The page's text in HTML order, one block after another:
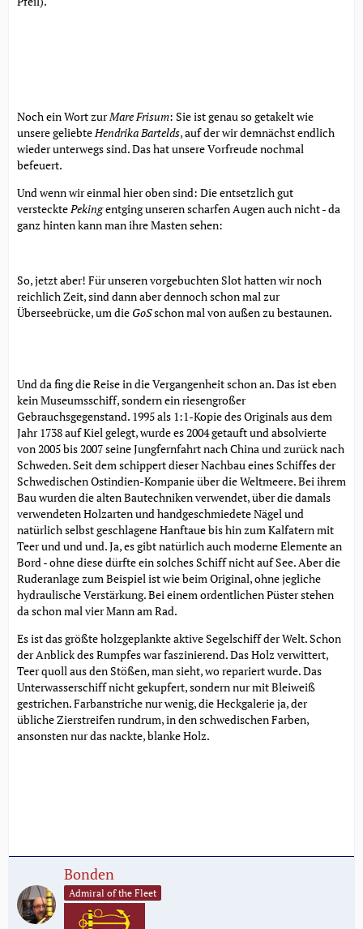
Noch ein Wort zurMare Frisum: Sie ist genau so getakelt wie
unsere geliebteHendrika Bartelds, auf der wir demnächst endlich
wieder unterwegs sind. Das hat unsere Vorfreude nochmal
befeuert.
Und wenn wir einmal hier oben sind: Die entsetzlich gut
verstecktePekingentging unseren scharfen Augen auch nicht - da
ganz hinten kann man ihre Masten sehen:
So, jetzt aber! Für unseren vorgebuchten Slot hatten wir noch
reichlich Zeit, sind dann aber dennoch schon mal zur
Überseebrücke, um die GoSschon mal von außen zu bestaunen.
Und da fing die Reise in die Vergangenheit schon an. Das ist eben
kein Museumsschiff, sondern ein riesengroßer
Gebrauchsgegenstand. 1995 als 1:1-Kopie des Originals aus dem
Jahr 1738 auf Kiel gelegt, wurde es 2004 getauft und absolvierte
von 2005 bis 2007 seine Jungfernfahrt nach China und zurück nach
Schweden. Seit dem schippert dieser Nachbau eines Schiffes der
Schwedischen Ostindien-Kompanie über die Weltmeere. Bei ihrem
Bau wurden die alten Bautechniken verwendet, über die damals
verwendeten Holzarten und handgeschmiedete Nägel und
natürlich selbst geschlagene Hanftaue bis hin zum Kalfatern mit
Teer und und und. Ja, es gibt natürlich auch moderne Elemente an
Bord - ohne diese dürfte ein solches Schiff nicht auf See. Aber die
Ruderanlage zum Beispiel ist wie beim Original, ohne jegliche
hydraulische Verstärkung. Bei einem ordentlichen Püster stehen
da schon mal vier Mann am Rad.
Es ist das größte holzgeplankte aktive Segelschiff der Welt. Schon
der Anblick des Rumpfes war faszinierend. Das Holz verwittert,
Teer quoll aus den Stößen, man sieht, wo repariert wurde. Das
Unterwasserschiff nicht gekupfert, sondern nur mit Bleiweiß
gestrichen. Farbanstriche nur wenig, die Heckgalerie ja, der
übliche Zierstreifen rundrum, in den schwedischen Farben,
ansonsten nur das nackte, blanke Holz.
Bonden
Admiral of the Fleet